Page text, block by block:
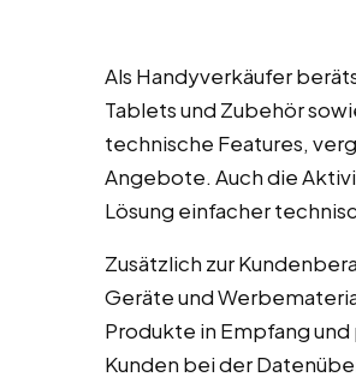
Als Handyverkäufer
Tablets und Zubehör
technische Features,
Angebote. Auch die
Lösung einfacher
Zusätzlich zur
Geräte und
Produkte in Empfang
Kunden bei der